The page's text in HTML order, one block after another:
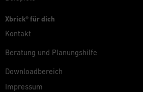
Xbrick® für dich
Kontakt
Beratung und Planungshilfe
Downloadbereich
Impressum